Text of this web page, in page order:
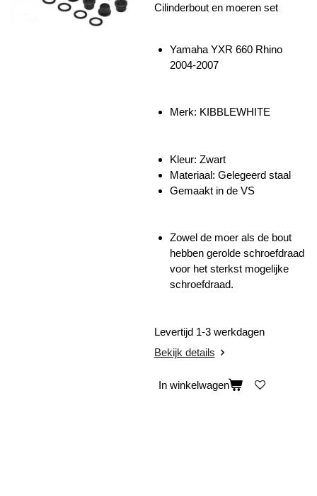
Cilinderbout en moeren set
Yamaha YXR 660 Rhino
2004-2007
Merk: KIBBLEWHITE
Kleur: Zwart
Materiaal: Gelegeerd staal
Gemaakt in de VS
Zowel de moer als de bout
hebben gerolde schroefdraad
voor het sterkst mogelijke
schroefdraad.
Levertijd 1-3 werkdagen
Bekijk details
In winkelwagen